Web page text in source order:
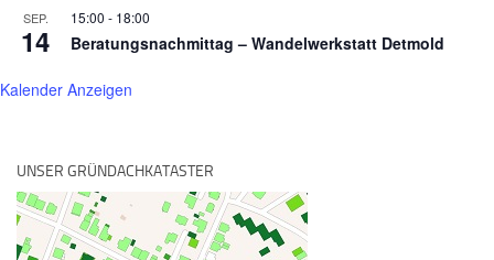
SEP.
14
15:00 - 18:00
Beratungsnachmittag – Wandelwerkstatt Detmold
Kalender Anzeigen
UNSER GRÜNDACHKATASTER